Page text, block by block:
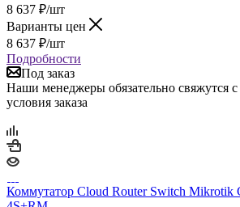
8 637 ₽/шт
Варианты цен
8 637 ₽/шт
Подробности
Под заказ
Наши менеджеры обязательно свяжутся
условия заказа
Коммутатор Cloud Router Switch Mikrotik